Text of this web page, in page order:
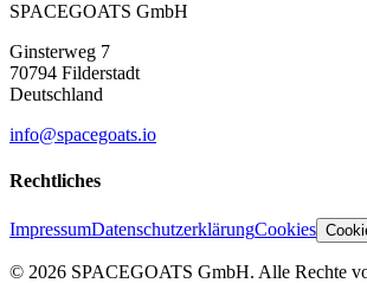
SPACEGOATS GmbH
Ginsterweg 7
70794 Filderstadt
Deutschland
info@spacegoats.io
Rechtliches
ImpressumDatenschutzerklärungCookies
© 2026 SPACEGOATS GmbH. Alle Rechte